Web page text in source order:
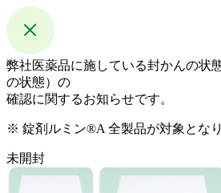
弊社医薬品に施している封かんの状
の状態）の
確認に関するお知らせです。
※ 錠剤ルミン®A 全製品が対象となり
未開封